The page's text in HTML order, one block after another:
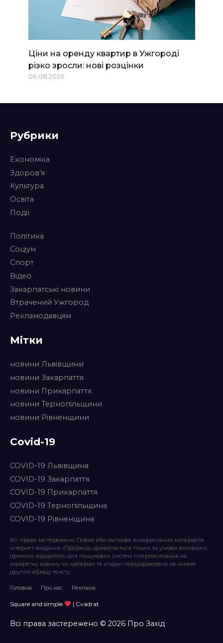
Ціни на оренду квартир в Ужгороді
різко зросли: нові розцінки
06.08.2026
Рубрики
Економіка
Здоров’я
Культура
Освіта
Події
Політика
Соціум
Спорт
Відео
Закарпатські новини
Втрачений Ужгород
Рекламодавцям
Мітки
новини Львівщини
новини Закарпаття
новини Прикарпаття
новини Тернопільщини
новини Рівненщини
Covid-19
COVID-19 Львівщина
COVID-19 Закарпаття
COVID-19 Прикарпаття
COVID-19 Тернопільщина
COVID-19 Рівненщина
Всі права застережено. Повне або часткове використання матеріалів
інтернет-видання «ПроЗахід» дозволяється тільки за умови активного,
прямого, відкритого для пошукових систем гіперпосилання на
конкретну новину чи матеріал та згадки першоджерела не нижче
другого абзацу тексту.
Головна Про нас Реклама
Square and simple | Cvadrat
Всі права застережено © 2026 Про Захід